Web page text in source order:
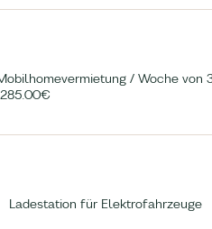
/ Woche von
Ladestation für Elektrofahrzeuge